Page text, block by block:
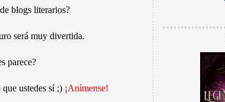
blogs literarios?
será muy divertida.
parece?
ustedes sí ;) ¡Anímense!